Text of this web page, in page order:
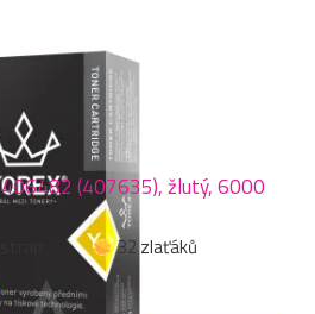
406482 (407635), žlutý, 6000
32 zlaťáků